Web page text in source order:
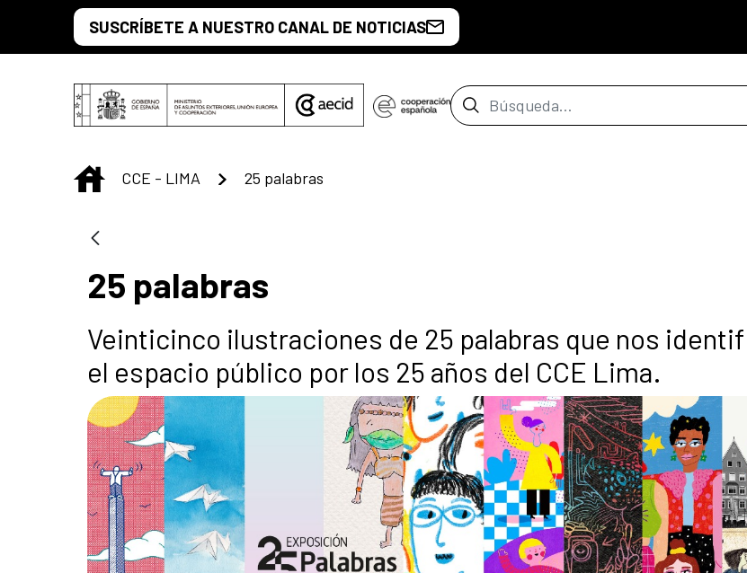
Saltar al contenido principal
SUSCRÍBETE A NUESTRO CANAL DE NOTICIAS
Barra de búsqueda
INICIO
CCE - LIMA 25 palabras
25 palabras
Veinticinco ilustraciones de 25 palabras que nos
el espacio público por los 25 años del CCE Lima.